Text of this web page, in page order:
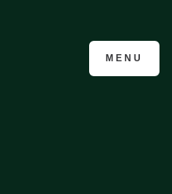
CMMI认证咨询
MENU